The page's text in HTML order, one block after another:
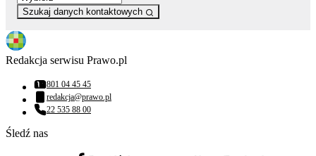
Szukaj danych kontaktowych
Redakcja serwisu Prawo.pl
Numer telefonu:
801 04 45 45
Adres email:
redakcja@prawo.pl
Numer telefonu:
22 535 88 00
Śledź nas